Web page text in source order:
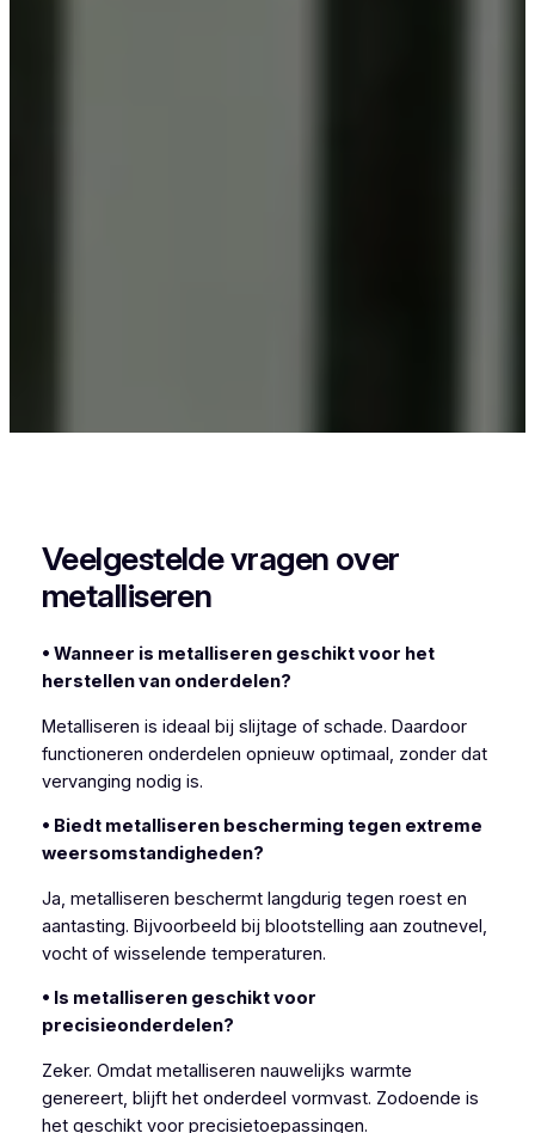
Veelgestelde vragen over
metalliseren
• Wanneer is metalliseren geschikt voor het
herstellen van onderdelen?
Metalliseren is ideaal bij slijtage of schade. Daardoor
functioneren onderdelen opnieuw optimaal, zonder dat
vervanging nodig is.
• Biedt metalliseren bescherming tegen extreme
weersomstandigheden?
Ja, metalliseren beschermt langdurig tegen roest en
aantasting. Bijvoorbeeld bij blootstelling aan zoutnevel,
vocht of wisselende temperaturen.
• Is metalliseren geschikt voor
precisieonderdelen?
Zeker. Omdat metalliseren nauwelijks warmte
genereert, blijft het onderdeel vormvast. Zodoende is
het geschikt voor precisietoepassingen.